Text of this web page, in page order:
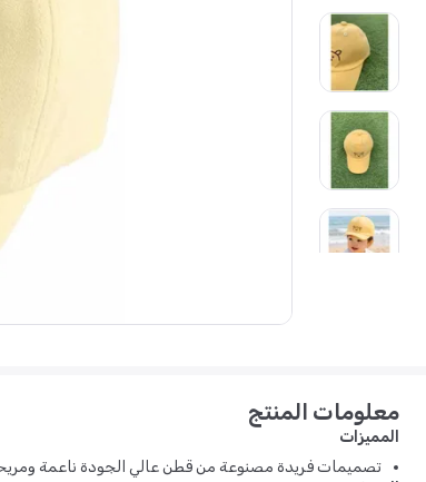
معلومات المنتج
المميزات
تصميمات فريدة مصنوعة من قطن عالي الجودة ناعمة